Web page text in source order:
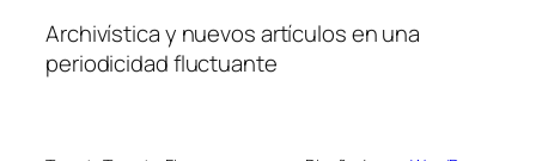
Archivística y nuevos artículos en una
periodicidad fluctuante